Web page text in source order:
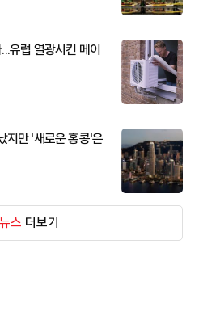
유럽 열광시킨 메이
지만 '새로운 홍콩'은
스 더보기